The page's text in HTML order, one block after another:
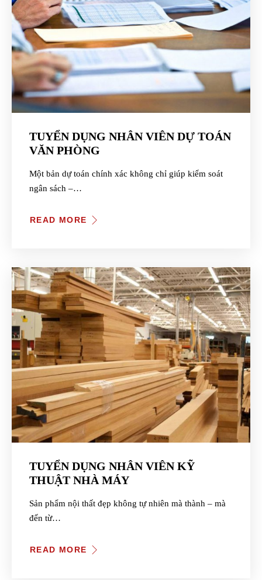
TUYỂN DỤNG NHÂN VIÊN DỰ TOÁN
VĂN PHÒNG
Một bản dự toán chính xác không chỉ giúp kiểm soát
ngân sách –…
READ MORE
TUYỂN DỤNG NHÂN VIÊN KỸ
THUẬT NHÀ MÁY
Sản phẩm nội thất đẹp không tự nhiên mà thành – mà
đến từ…
READ MORE